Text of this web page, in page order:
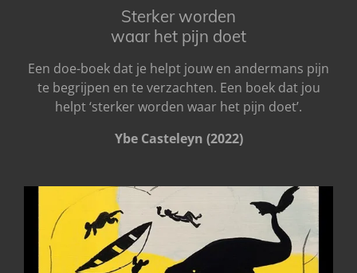
Sterker worden
waar het pijn doet
Een doe-boek dat je helpt jouw en andermans pijn
te begrijpen en te verzachten. Een boek dat jou
helpt ‘sterker worden waar het pijn doet’.
Ybe Casteleyn (2022)